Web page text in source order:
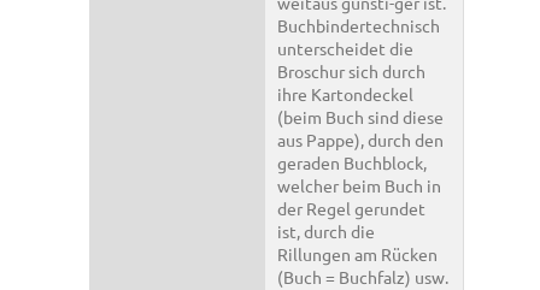
Buchbindertechnisch
unterscheidet die
Broschur sich durch
ihre Kartondeckel
(beim Buch sind diese
aus Pappe), durch den
geraden Buchblock,
welcher beim Buch in
der Regel gerundet
ist, durch die
Rillungen am Rücken
(Buch = Buchfalz) usw.